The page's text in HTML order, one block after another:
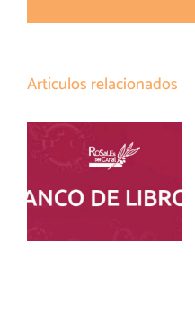
Artículos relacionados
LISTADO
MATERIALES
ESO BANCO